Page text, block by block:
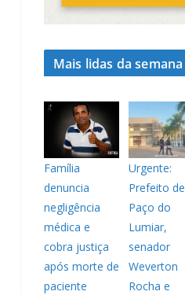
Mais lidas da semana
Família
denuncia
negligência
médica e
cobra justiça
após morte de
paciente
Urgente:
Prefeito de
Paço do
Lumiar,
senador
Weverton
Rocha e